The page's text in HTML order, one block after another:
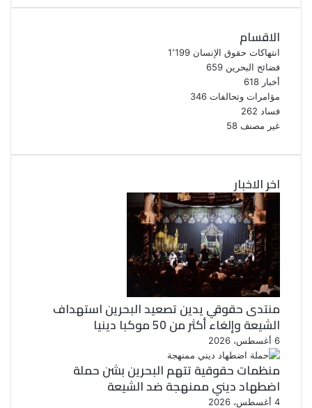
الاقسام
انتهاكات حقوق الإنسان 1٬199
فضائح البحرين 659
أخبار 618
مؤامرات وتحالفات 346
فساد 262
غير مصنف 58
اخر الاخبار
منتدى حقوقي يدين تصعيد البحرين استهداف
الشيعة وإلغاء أكثر من 50 موكبا دينيا
6 أغسطس، 2026
منظمات حقوقية تتهم البحرين بشن حملة
اضطهاد ديني ممنهجة ضد الشيعة
4 أغسطس، 2026